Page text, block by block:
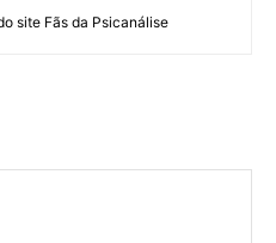
site Fãs da Psicanálise